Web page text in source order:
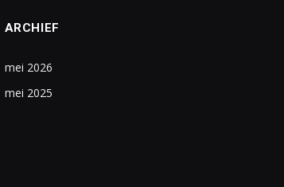
ARCHIEF
mei 2026
mei 2025